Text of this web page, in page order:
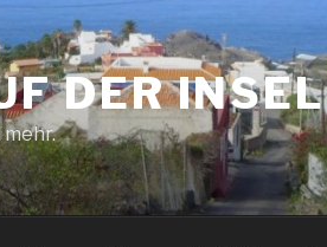
DER INSEL